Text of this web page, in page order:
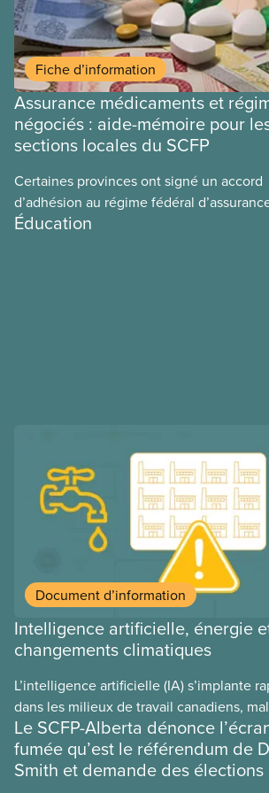
Fiche d’information
Assurance médicaments et
négociés : aide-mémoire pour
sections locales du SCFP
Certaines provinces ont signé un accord
d’adhésion au régime fédéral
médicaments. Les sections locales du
Éducation
Document d’information
Intelligence artificielle, énergie
changements climatiques
L’intelligence artificielle (IA) s’implante
dans les milieux de travail canadiens,
manque de lois et de règlements pour
de tests menés en amont. Le présent
d’information porte sur la consommation
Le SCFP-Alberta dénonce
fumée qu’est le référendum de
Smith et demande des élections